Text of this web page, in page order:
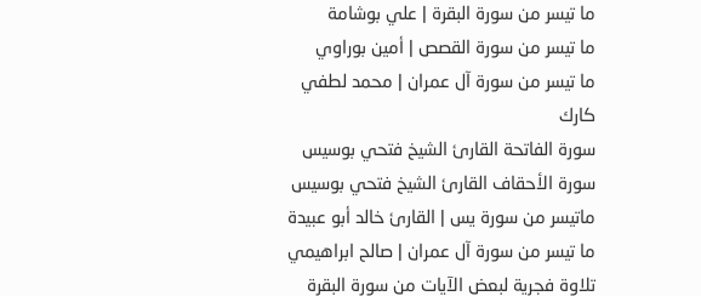
ما تيسر من سورة البقرة | علي بوشامة
ما تيسر من سورة القصص | أمين بوراوي
ما تيسر من سورة آل عمران | محمد لطفي
كارك
سورة الفاتحة القارئ الشيخ فتحي بوسيس
سورة الأحقاف القارئ الشيخ فتحي بوسيس
ماتيسر من سورة يس | القارئ خالد أبو عبيدة
ما تيسر من سورة آل عمران | صالح ابراهيمي
تلاوة فجرية لبعض الآيات من سورة البقرة